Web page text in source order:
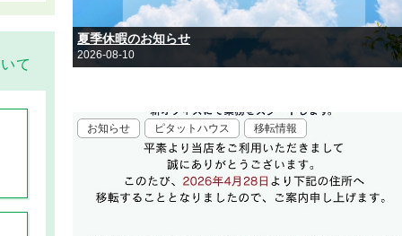
夏季休暇のお知らせ
2026-08-10
お知らせ ピタットハウス 移転情報
て